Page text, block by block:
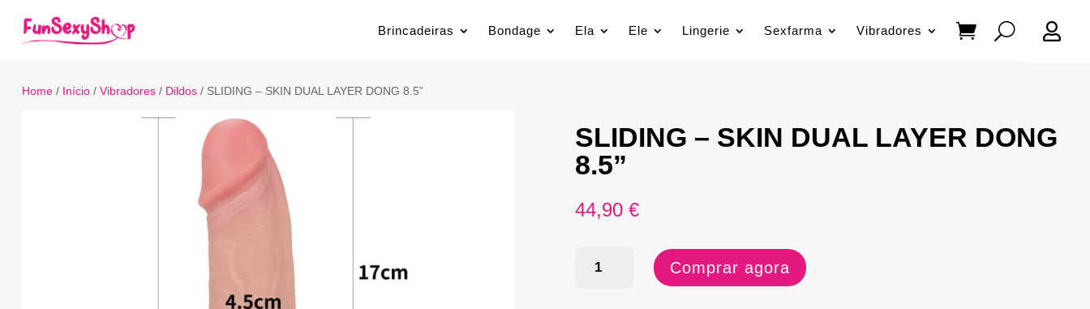
Brincadeiras Bondage Ela Ele Lingerie Sexfarma Vibradores 
Home/ Início/ Vibradores/ Dildos/ SLIDING – SKIN DUAL LAYER DONG 8.5”
SLIDING – SKIN DUAL LAYER DONG
8.5”
44,90 €
Comprar agora